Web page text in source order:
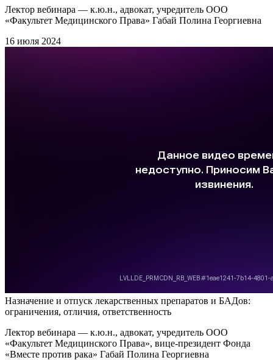
Лектор вебинара — к.ю.н., адвокат, учредитель ООО
«Факультет Медицинского Права» Габай Полина Георгиевна
16 июля 2024
Назначение и отпуск лекарственных препаратов и БАДов:
ограничения, отличия, ответственность
Лектор вебинара — к.ю.н., адвокат, учредитель ООО
«Факультет Медицинского Права», вице-президент Фонда
«Вместе против рака» Габай Полина Георгиевна